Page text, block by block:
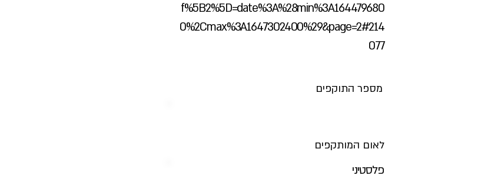
f%5B2%5D=date%3A%28min%3A164479680
0%2Cmax%3A1647302400%29&page=2#214
077
מספר התוקפים
לאום המותקפים
פלסטיני